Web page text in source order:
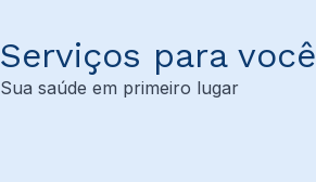
Serviços para você
Sua saúde em primeiro lugar